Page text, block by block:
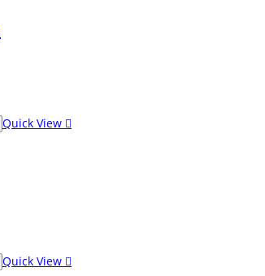
Quick View
Quick View